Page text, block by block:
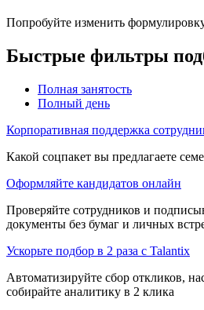
Попробуйте изменить
Быстрые фильтры
Полная занятость
Полный день
Корпоративная поддержка
Какой соцпакет вы предлагаете
Оформляйте кандидатов онлайн
Проверяйте сотрудников и
документы без бумаг и личных
Ускорьте подбор в 2 раза с Talantix
Автоматизируйте сбор откликов,
собирайте аналитику в 2 клика